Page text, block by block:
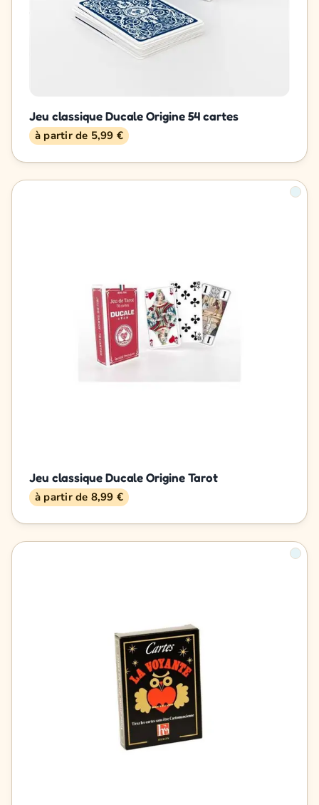
Jeu classique Ducale Origine 54 cartes
à partir de 5,99 €
Jeu classique Ducale Origine Tarot
à partir de 8,99 €